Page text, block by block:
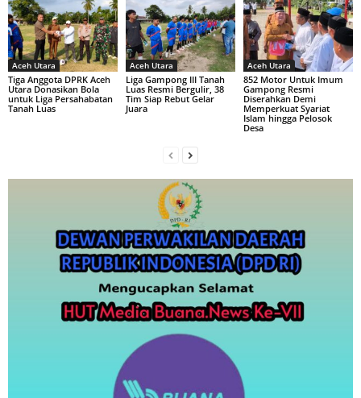
Aceh Utara
Tiga Anggota DPRK Aceh
Utara Donasikan Bola
untuk Liga Persahabatan
Tanah Luas
Aceh Utara
Liga Gampong III Tanah
Luas Resmi Bergulir, 38
Tim Siap Rebut Gelar
Juara
Aceh Utara
852 Motor Untuk Imum
Gampong Resmi
Diserahkan Demi
Memperkuat Syariat
Islam hingga Pelosok
Desa